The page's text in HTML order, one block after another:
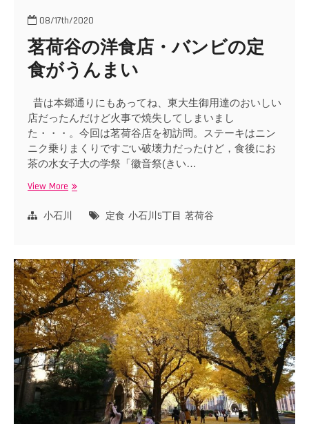
08/17th/2020
茗荷谷の洋食店・バンビの定
食がうんまい
昔は本郷通りにもあってね、東大生御用達のおいしい
店だったんだけど火事で焼失してしまいまし
た・・・。今回は茗荷谷店を初訪問。ステーキはニン
ニク乗りまくりですごい破壊力だったけど，食後にお
茶の水女子大の学祭「徽音祭(きい…
View More茗
谷
食
店・
バ
ン
ビ
の
定
食
が
う
小石川 定食 小石川5丁目 茗荷谷